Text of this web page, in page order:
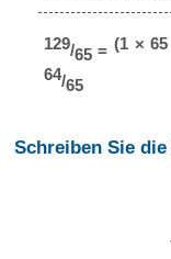
129/65=(1 ×
64/65
Schreiben Sie